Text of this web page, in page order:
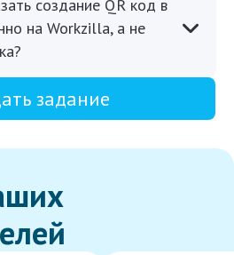
создание QR код в
на Workzilla, а не
задание